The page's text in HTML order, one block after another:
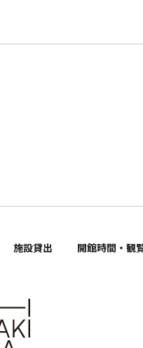
施設貸出 開館時間・観